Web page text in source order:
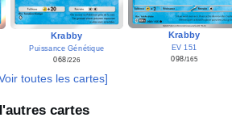
Krabby
Puissance Génétique
068/226
Krabby
EV 151
098/165
toutes les cartes]
cartes